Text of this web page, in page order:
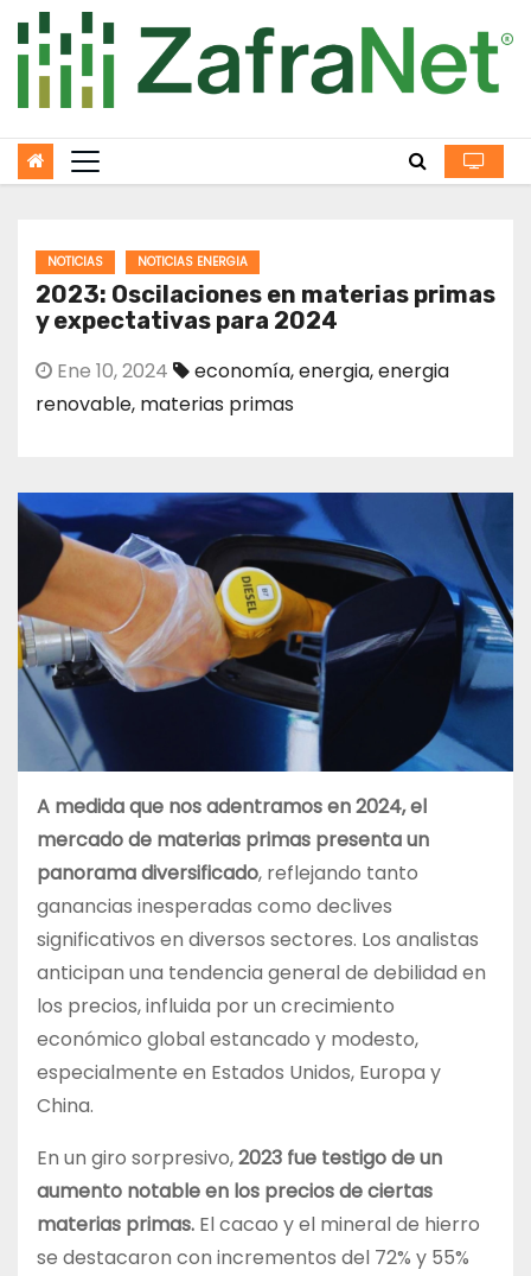
to
content
NOTICIAS NOTICIAS ENERGIA
2023: Oscilaciones en materias primas
y expectativas para 2024
Ene 10, 2024 economía,energia,energia
renovable, materias primas
A medida que nos adentramos en 2024, el
mercado de materias primas presenta un
panorama diversificado, reflejando tanto
ganancias inesperadas como declives
significativos en diversos sectores. Los analistas
anticipan una tendencia general de debilidad en
los precios, influida por un crecimiento
económico global estancado y modesto,
especialmente en Estados Unidos, Europa y
China.
En un giro sorpresivo,2023 fue testigo de un
aumento notable en los precios de ciertas
materias primas. El cacao y el mineral de hierro
se destacaron con incrementos del 72% y 55%